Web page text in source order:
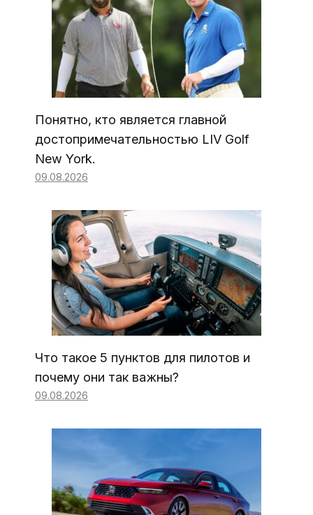
Понятно, кто является главной
достопримечательностью LIV Golf
New York.
09.08.2026
Что такое 5 пунктов для пилотов и
почему они так важны?
09.08.2026